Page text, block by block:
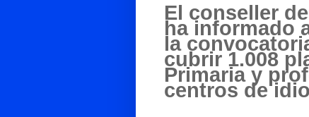
El conseller
ha informado
la
cubrir 1.008
Primaria y
centros de